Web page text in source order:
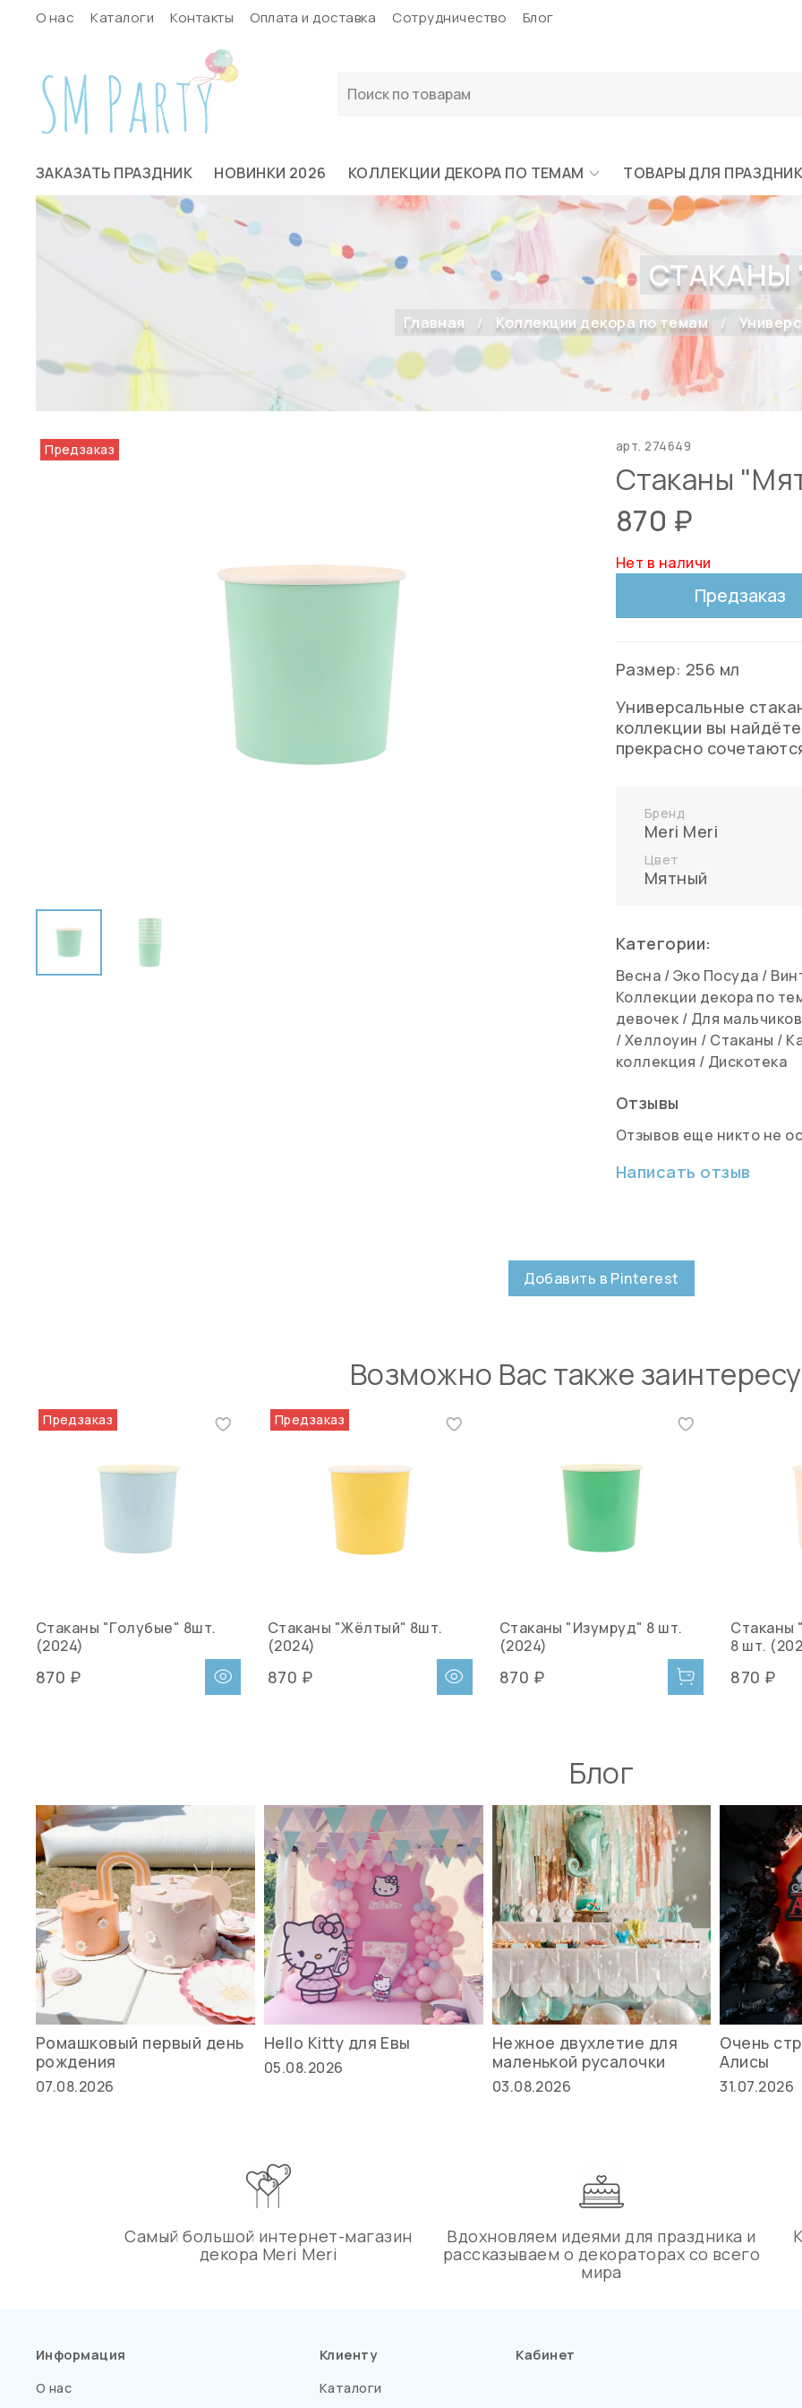
О нас Каталоги Контакты Оплата и доставка Сотрудничество Блог
ЗАКАЗАТЬ ПРАЗДНИК НОВИНКИ 2026 КОЛЛЕКЦИИ ДЕКОРА ПО ТЕМАМ ТОВАРЫ ДЛЯ
СТАКАНЫ
Главная Коллекции декора по темам
Предзаказ арт.274649
Стаканы
870 ₽
Нет в наличи
Предзаказ
Размер: 256 мл
Универсальные
коллекции вы
прекрасно
Бренд
Meri Meri
Цвет
Мятный
Категории:
Весна /Эко Посуда /
Коллекции декора по
девочек / Для мальчиков
/Хеллоуин / Стаканы /
коллекция / Дискотека
Отзывы
Отзывов еще никто не
Написать отзыв
Добавить в Pinterest
Возможно Вас также
Предзаказ
Стаканы "Голубые" 8шт.
(2024)
870 ₽
Предзаказ
Стаканы "Жёлтый" 8шт.
(2024)
870 ₽
Стаканы "Изумруд" 8 шт.
(2024)
870 ₽
Стаканы
8 шт.
870 ₽
Блог
Ромашковый первый день
рождения
07.08.2026
Hello Kitty для Евы
05.08.2026
Нежное двухлетие для
маленькой русалочки
03.08.2026
Очень
Алисы
31.07.2026
Самый большой интернет-магазин
декора Meri Meri
Вдохновляем идеями для праздника и
рассказываем о декораторах со всего
мира
Информация
О нас
Клиенту
Каталоги
Кабинет